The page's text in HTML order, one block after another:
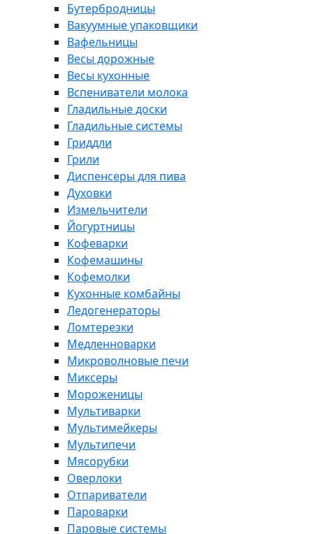
Бутербродницы
Вакуумные упаковщики
Вафельницы
Весы дорожные
Весы кухонные
Вспениватели молока
Гладильные доски
Гладильные системы
Гриддли
Грили
Диспенсеры для пива
Духовки
Измельчители
Йогуртницы
Кофеварки
Кофемашины
Кофемолки
Кухонные комбайны
Ледогенераторы
Ломтерезки
Медленноварки
Микроволновые печи
Миксеры
Мороженицы
Мультиварки
Мультимейкеры
Мультипечи
Мясорубки
Оверлоки
Отпариватели
Пароварки
Паровые системы